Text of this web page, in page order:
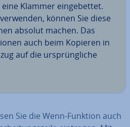
Klammer ein­ge­bet­tet.
können Sie diese
absolut machen. Das
auch beim Kopieren in
auf die ur­sprüng­li­che
Sie die Wenn-Funktion auch